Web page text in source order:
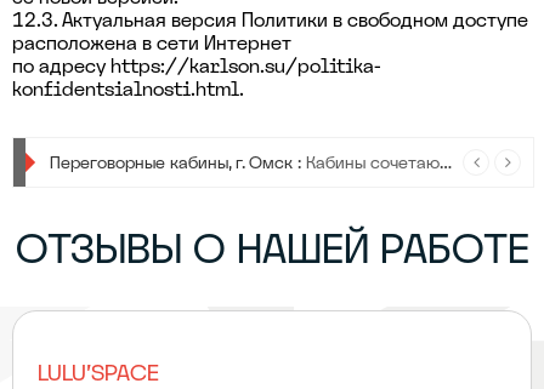
12.3. Актуальная версия Политики в свободном доступе
расположена в сети Интернет
по адресу https://karlson.su/politika-
konfidentsialnosti.html.
Урны для мусора :Урны для мусора — стильные, прочные и удобные, чтобы сделать сортировку отходов проще и привлекательнее в любом пространстве.
Переговорные кабины, г. Омск :
Приближается конец года :В конце года работа кипит, и мы активно погружены в завершение текущего сезона, чтобы подготовиться к новым вершинам и задачам.
ОТЗЫВЫ О НАШЕЙ РАБОТЕ
LULU'SPACE